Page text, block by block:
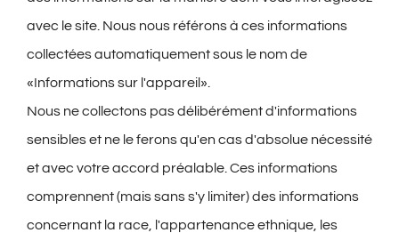
avec le site. Nous nous référons à ces informations
collectées automatiquement sous le nom de
«Informations sur l'appareil».
Nous ne collectons pas délibérément d'informations
sensibles et ne le ferons qu'en cas d'absolue nécessité
et avec votre accord préalable. Ces informations
comprennent (mais sans s'y limiter) des informations
concernant la race, l'appartenance ethnique, les